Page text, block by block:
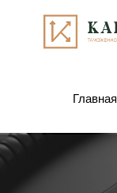
Главная